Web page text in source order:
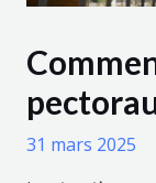
31 mars 2025